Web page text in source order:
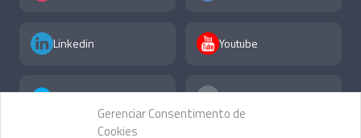
Gerenciar Consentimento de
Cookies
Linkedin Youtube
X F.A.Q